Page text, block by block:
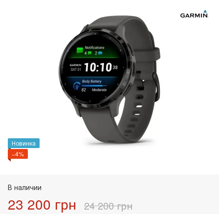
Новинка
−4%
В наличии
23 200 грн 24 200 грн